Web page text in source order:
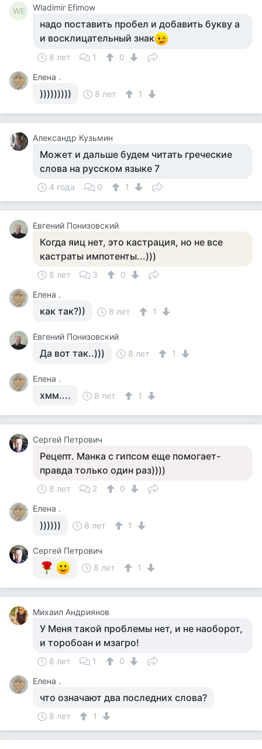
WE Wladimir Efimow
надо поставить пробел и добавить букву а
и восклицательный знак
8 лет 1
0
Елена .
))))))))) 8 лет 1
Aлександр Кузьмин
Может и дальше будем читать греческие
слова на русском языке 7
4 года 0 1
Евгений Понизовский
Когда яиц нет, это кастрация, но не все
кастраты импотенты...)))
8 лет 3
0
Елена .
как так?)) 8 лет 1
Евгений Понизовский
Да вот так..))) 8 лет 1
Елена .
хмм.... 8 лет 1
Сергей Петрович
Рецепт. Манка с гипсом еще помогает-
правда только один раз))))
8 лет 2
0
Елена .
)))))) 8 лет 1
Сергей Петрович
8 лет
1
Михаил Андриянов
У Меня такой проблемы нет, и не наоборот,
и торобоан и мзагро!
8 лет 1
0
Елена .
что означают два последних слова?
8 лет 1